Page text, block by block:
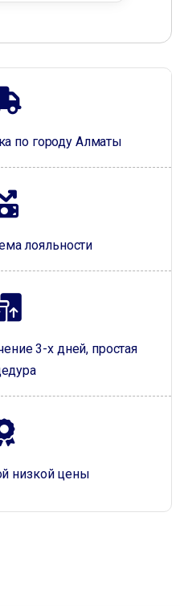
по городу Алматы
лояльности
3-х дней, простая
низкой цены